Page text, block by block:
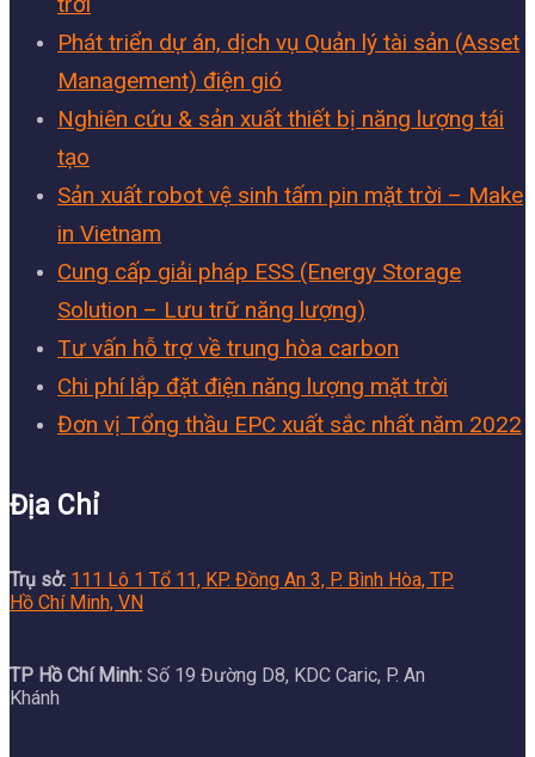
Phát triển dự án, dịch vụ Quản lý tài sản (Asset
Management) điện gió
Nghiên cứu & sản xuất thiết bị năng lượng tái
tạo
Sản xuất robot vệ sinh tấm pin mặt trời – Make
in Vietnam
Cung cấp giải pháp ESS (Energy Storage
Solution – Lưu trữ năng lượng)
Tư vấn hỗ trợ về trung hòa carbon
Chi phí lắp đặt điện năng lượng mặt trời
Đơn vị Tổng thầu EPC xuất sắc nhất năm 2022
Địa Chỉ
Trụ sở: 111 Lô 1 Tổ 11, KP. Đồng An 3, P. Bình Hòa, TP.
Hồ Chí Minh, VN
TP Hồ Chí Minh: Số 19 Đường D8, KDC Caric, P. An
Khánh